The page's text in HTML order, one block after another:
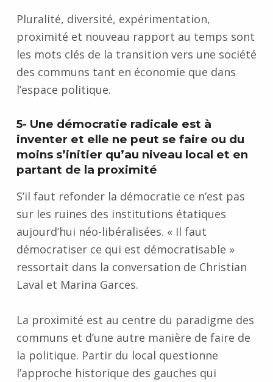
Pluralité, diversité, expérimentation,
proximité et nouveau rapport au temps sont
les mots clés de la transition vers une société
des communs tant en économie que dans
l’espace politique.
5- Une démocratie radicale est à
inventer et elle ne peut se faire ou du
moins s’initier qu’au niveau local et en
partant de la proximité
S’il faut refonder la démocratie ce n’est pas
sur les ruines des institutions étatiques
aujourd’hui néo-libéralisées. « Il faut
démocratiser ce qui est démocratisable »
ressortait dans la conversation de Christian
Laval et Marina Garces.
La proximité est au centre du paradigme des
communs et d’une autre manière de faire de
la politique. Partir du local questionne
l’approche historique des gauches qui